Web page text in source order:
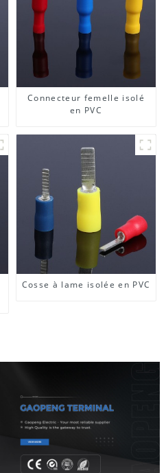
Connecteur femelle isolé
en PVC
Cosse à lame isolée en PVC